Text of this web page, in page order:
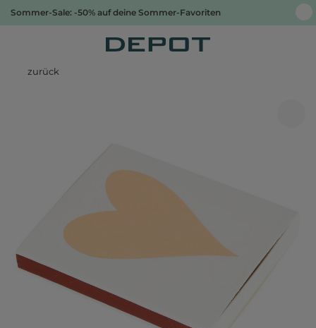
Sommer-Sale: -50% auf deine Sommer-Favoriten
zurück